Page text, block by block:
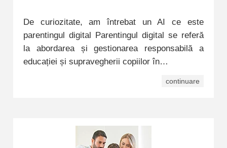
De curiozitate, am întrebat un AI ce este
parentingul digital Parentingul digital se referă
la abordarea și gestionarea responsabilă a
educației și supravegherii copiilor în…
continuare